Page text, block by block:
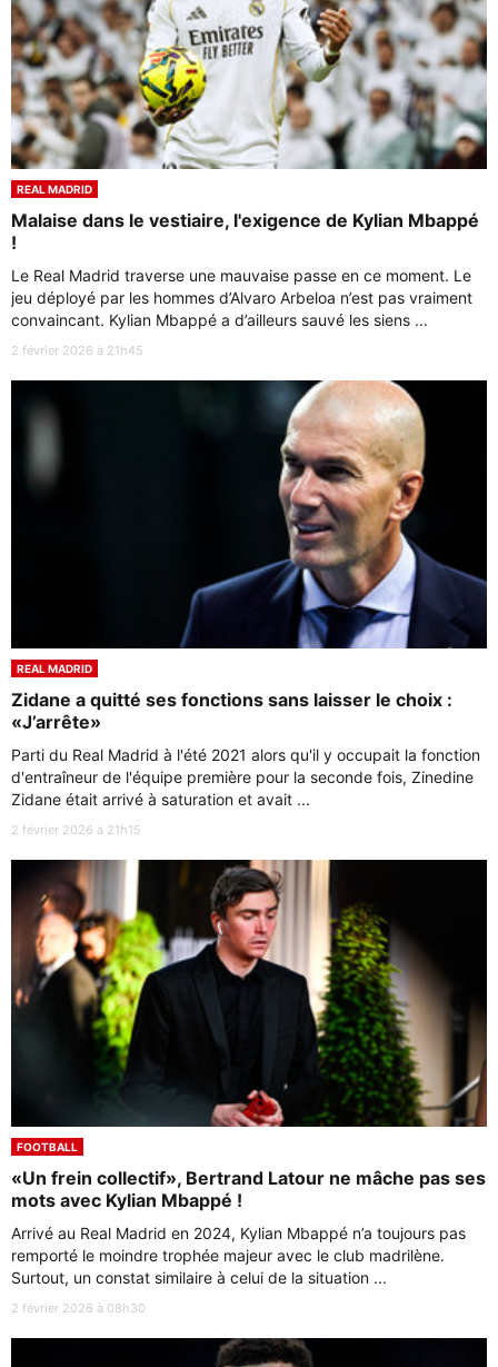
REAL MADRID
Malaise dans le vestiaire, l'exigence de Kylian Mbappé
!
Le Real Madrid traverse une mauvaise passe en ce moment. Le
jeu déployé par les hommes d’Alvaro Arbeloa n’est pas vraiment
convaincant. Kylian Mbappé a d’ailleurs sauvé les siens ...
2 février 2026 à 21h45
REAL MADRID
Zidane a quitté ses fonctions sans laisser le choix :
«J’arrête»
Parti du Real Madrid à l'été 2021 alors qu'il y occupait la fonction
d'entraîneur de l'équipe première pour la seconde fois, Zinedine
Zidane était arrivé à saturation et avait ...
2 février 2026 à 21h15
FOOTBALL
«Un frein collectif», Bertrand Latour ne mâche pas ses
mots avec Kylian Mbappé !
Arrivé au Real Madrid en 2024, Kylian Mbappé n’a toujours pas
remporté le moindre trophée majeur avec le club madrilène.
Surtout, un constat similaire à celui de la situation ...
2 février 2026 à 08h30